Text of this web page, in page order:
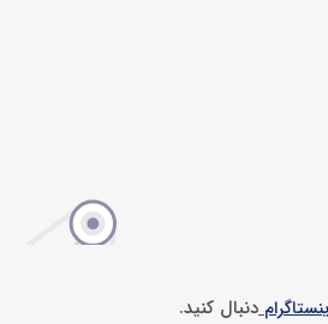
دنبال کنید.